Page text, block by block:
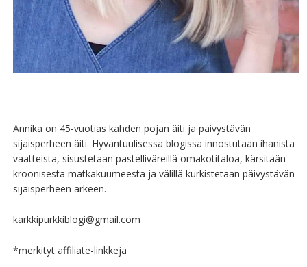
Annika on 45-vuotias kahden pojan äiti ja päivystävän
sijaisperheen äiti. Hyväntuulisessa blogissa innostutaan ihanista
vaatteista, sisustetaan pastelliväreillä omakotitaloa, kärsitään
kroonisesta matkakuumeesta ja välillä kurkistetaan päivystävän
sijaisperheen arkeen.
karkkipurkkiblogi@gmail.com
*merkityt affiliate-linkkejä